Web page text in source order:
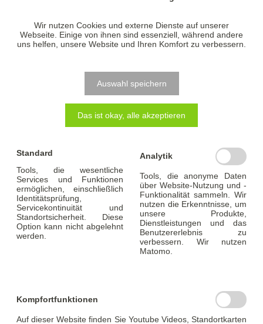
Und so einfach geht’s:
und Modernisierung, Anschlussfinanzierung)
Wählen Sie nun Ihren verfügbarenWunschberater
Wir nutzen Cookies und externe Dienste auf unserer
Webseite. Einige von ihnen sind essenziell, während andere
uns helfen, unsere Website und Ihren Komfort zu verbessern.
Auswahl speichern
Das ist okay, alle akzeptieren
Standard
Tools, die wesentliche
Services und Funktionen
ermöglichen, einschließlich
Identitätsprüfung,
Servicekontinuität und
Standortsicherheit. Diese
Option kann nicht abgelehnt
werden.
Analytik
Tools, die anonyme Daten
über Website-Nutzung und -
Funktionalität sammeln. Wir
nutzen die Erkenntnisse, um
unsere Produkte,
Dienstleistungen und das
Benutzererlebnis zu
verbessern. Wir nutzen
Matomo.
Kompfortfunktionen
Auf dieser Website finden Sie Youtube Videos, Standortkarten